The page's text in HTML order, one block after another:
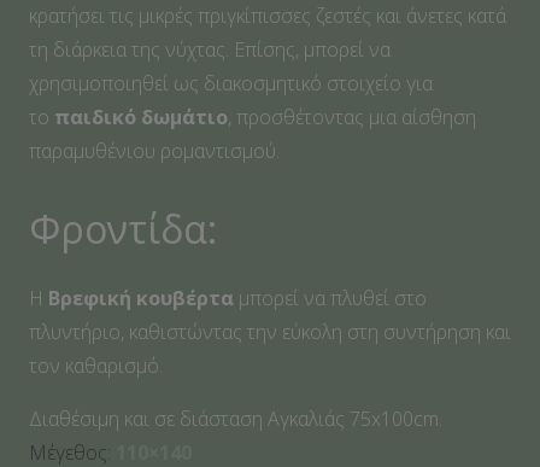
κρατήσει τις μικρές πριγκίπισσες ζεστές και άνετες κατά
τη διάρκεια της νύχτας. Επίσης, μπορεί να
χρησιμοποιηθεί ως διακοσμητικό στοιχείο για
το παιδικό δωμάτιο, προσθέτοντας μια αίσθηση
παραμυθένιου ρομαντισμού.
Φροντίδα:
Η Βρεφική κουβέρτα μπορεί να πλυθεί στο
πλυντήριο, καθιστώντας την εύκολη στη συντήρηση και
τον καθαρισμό.
Διαθέσιμη και σε διάσταση Αγκαλιάς 75x100cm.
Μέγεθος: